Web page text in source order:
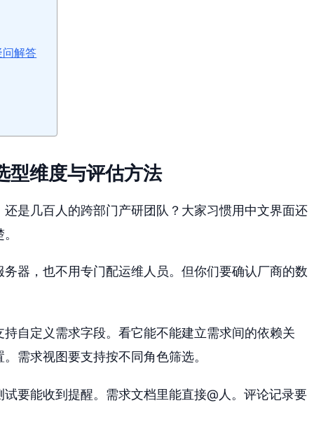
解答
型维度与评估方法
是几百人的跨部门产研团队？大家习惯用中文界面还
器，也不用专门配运维人员。但你们要确认厂商的数
自定义需求字段。看它能不能建立需求间的依赖关
需求视图要支持按不同角色筛选。
要能收到提醒。需求文档里能直接@人。评论记录要